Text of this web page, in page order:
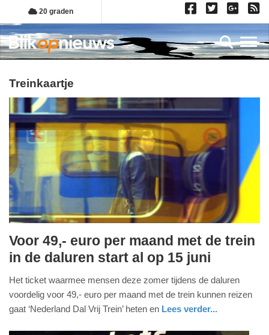
Overslaan
en
naar
de
gaan
20 graden
treinkaartje
woensdag,
juni
2026
-
Voor 49,- euro per maand met de trein
in de daluren start al op 15 juni
Het ticket waarmee mensen deze zomer tijdens de daluren
voordelig voor 49,- euro per maand met de trein kunnen reizen
gaat ‘Nederland Dal Vrij Trein’ heten en Lees verder...